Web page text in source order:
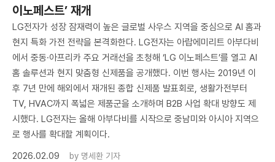
이노페스트’ 재개
LG전자가 성장 잠재력이 높은 글로벌 사우스 지역을 중심으로 AI 홈과
현지 특화 가전 전략을 본격화한다. LG전자는 아랍에미리트 아부다비
에서 중동·아프리카 주요 거래선을 초청해 ‘LG 이노페스트’를 열고 AI
홈 솔루션과 현지 맞춤형 신제품을 공개했다. 이번 행사는 2019년 이
후 7년 만에 해외에서 재개된 종합 신제품 발표회로, 생활가전부터
TV, HVAC까지 폭넓은 제품군을 소개하며 B2B 사업 확대 방향도 제
시했다. LG전자는 올해 아부다비를 시작으로 중남미와 아시아 지역으
로 행사를 확대할 계획이다.
2026.02.09
by 명세환 기자